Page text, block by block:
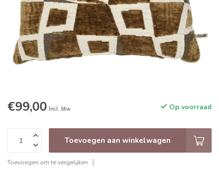
€99,00 Incl. btw Op voorraad
Toevoegen aan winkelwagen
Toevoegen om te vergelijken